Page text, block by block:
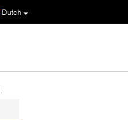
Dutch